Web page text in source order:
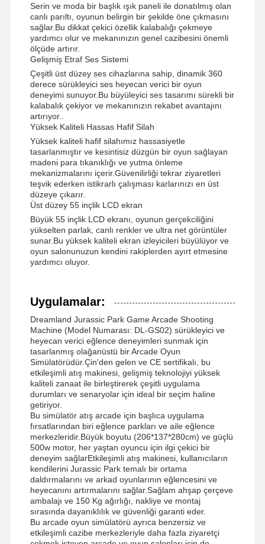
Ana Sayfa Ürünler VİDEOLAR Hakkımızda
Fabrika Turu Kalite Kontrol Bize Ulaşın Haberler
Tüm Servis
Talepleri
Teklif Isteği
çocuk oyun makinesi
Araba Yarışı Oyun Makinesi
Atıcı arcade makinesi
Bilet Fedeleme Oyunu Makinesi
Pençe Oyun Makinesi
Serin ve moda bir başlık ışık paneli ile donatılmış olan
canlı parıltı, oyunun belirgin bir şekilde öne çıkmasını
sağlar.Bu dikkat çekici özellik kalabalığı çekmeye
yardımcı olur ve mekanınızın genel cazibesini önemli
ölçüde artırır.
Gelişmiş Etraf Ses Sistemi
Çeşitli üst düzey ses cihazlarına sahip, dinamik 360
derece sürükleyici ses heyecan verici bir oyun
deneyimi sunuyor.Bu büyüleyici ses tasarımı sürekli bir
kalabalık çekiyor ve mekanınızın rekabet avantajını
artırıyor..
Yüksek Kaliteli Hassas Hafif Silah
Yüksek kaliteli hafif silahımız hassasiyetle
tasarlanmıştır ve kesintisiz düzgün bir oyun sağlayan
madeni para tıkanıklığı ve yutma önleme
mekanizmalarını içerir.Güvenilirliği tekrar ziyaretleri
teşvik ederken istikrarlı çalışması karlarınızı en üst
düzeye çıkarır.
Üst düzey 55 inçlik LCD ekran
Büyük 55 inçlik LCD ekranı, oyunun gerçekciliğini
yükselten parlak, canlı renkler ve ultra net görüntüler
sunar.Bu yüksek kaliteli ekran izleyicileri büyülüyor ve
oyun salonunuzun kendini rakiplerden ayırt etmesine
yardımcı oluyor.
Uygulamalar:
Dreamland Jurassic Park Game Arcade Shooting
Machine (Model Numarası: DL-GS02) sürükleyici ve
heyecan verici eğlence deneyimleri sunmak için
tasarlanmış olağanüstü bir Arcade Oyun
Simülatörüdür.Çin'den gelen ve CE sertifikalı, bu
etkileşimli atış makinesi, gelişmiş teknolojiyi yüksek
kaliteli zanaat ile birleştirerek çeşitli uygulama
durumları ve senaryolar için ideal bir seçim haline
getiriyor.
Bu simülatör atış arcade için başlıca uygulama
fırsatlarından biri eğlence parkları ve aile eğlence
merkezleridir.Büyük boyutu (206*137*280cm) ve güçlü
500w motor, her yaştan oyuncu için ilgi çekici bir
deneyim sağlarEtkileşimli atış makinesi, kullanıcıların
kendilerini Jurassic Park temalı bir ortama
daldırmalarını ve arkad oyunlarının eğlencesini ve
heyecanını artırmalarını sağlar.Sağlam ahşap çerçeve
ambalajı ve 150 Kg ağırlığı, nakliye ve montaj
sırasında dayanıklılık ve güvenliği garanti eder.
Bu arcade oyun simülatörü ayrıca benzersiz ve
etkileşimli cazibe merkezleriyle daha fazla ziyaretçi